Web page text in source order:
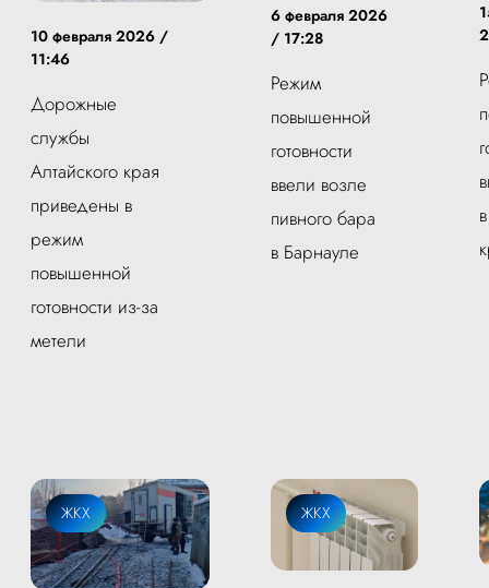
10 февраля 2026 /
11:46
Дорожные
службы
Алтайского края
приведены в
режим
повышенной
готовности из-за
метели
6 февраля 2026
/ 17:28
Режим
повышенной
готовности
ввели возле
пивного бара
в Барнауле
ЖКХ ЖКХ